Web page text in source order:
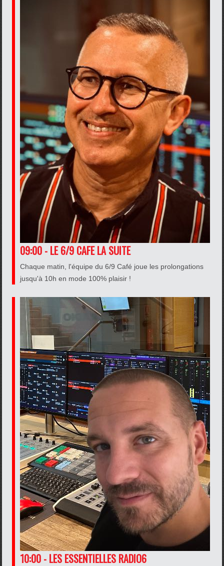
09:00 - LE 6/9 CAFE LA SUITE
Chaque matin, l'équipe du 6/9 Café joue les prolongations
jusqu'à 10h en mode 100% plaisir !
10:00 - LES ESSENTIELLES RADIO6